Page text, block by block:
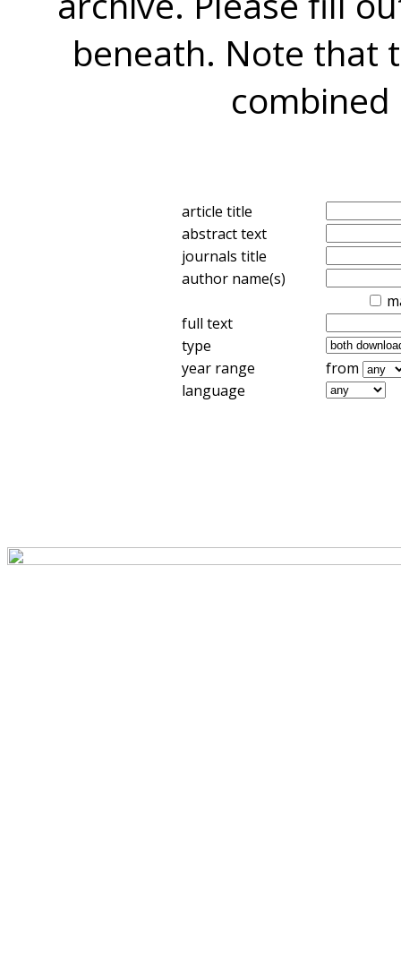
beneath. Note that
combined
article title
abstract text
journals title
author name(s)
full text
type
year range
from
language